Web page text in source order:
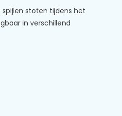
stoten tijdens het
in verschillend